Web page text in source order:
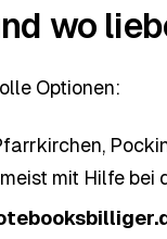
wo
Optionen:
mit Hilfe bei